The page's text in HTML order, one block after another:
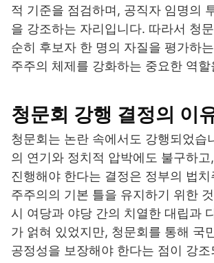
적 기준을 점검하며, 공직자 임명의
을 강조하는 자리입니다. 따라서 청
순히 후보자 한 명의 자질을 평가하
주주의 체제를 강화하는 중요한 역
청문회 강행 결정의 이
청문회는 논란 속에서도 강행되었습
의 연기와 정치적 압박에도 불구하
진행해야 한다는 결정은 정부의 법치
주주의의 기본 틀을 유지하기 위한
시 여당과 야당 간의 치열한 대립과
가 얽혀 있었지만, 청문회를 통해 국
공정성을 보장해야 한다는 점이 강조